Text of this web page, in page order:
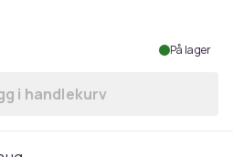
På lager
Legg Etterfilter til Dyson
i handlekurv